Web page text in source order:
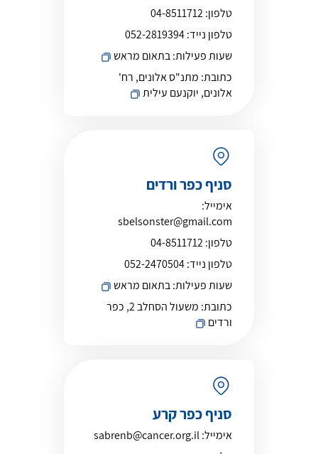
טלפון:04-8511712
טלפון נייד:052-2819394
שעות פעילות:בתאום מראש
כתובת: מתנ"ס אלונים, רח'
אלונים, יוקנעם עילית
סניף כפר ורדים
אימייל:
sbelsonster@gmail.com
טלפון:04-8511712
טלפון נייד:052-2470504
שעות פעילות:בתאום מראש
כתובת:
משעול הסחלב 2, כפר
ורדים
סניף כפר קרע
אימייל:sabrenb@cancer.org.il